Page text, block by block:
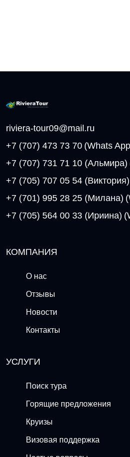
riviera-tour09@mail.ru
+7 (707) 473 73 70 (Whats
+7 (707) 731 71 10 (Альмира)
+7 (705) 707 05 54 (Виктория)
+7 (701) 995 28 25 (Милана)
+7 (705) 564 00 33 (Ириина)
КОМПАНИЯ
О нас
Отзывы
Новости
Контакты
УСЛУГИ
Поиск тура
Горящие предложения
Круизы
Визовая поддержка